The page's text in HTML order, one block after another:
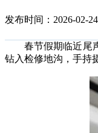
发布时间：2026-02-24
春节假期临近尾声
钻入检修地沟，手持